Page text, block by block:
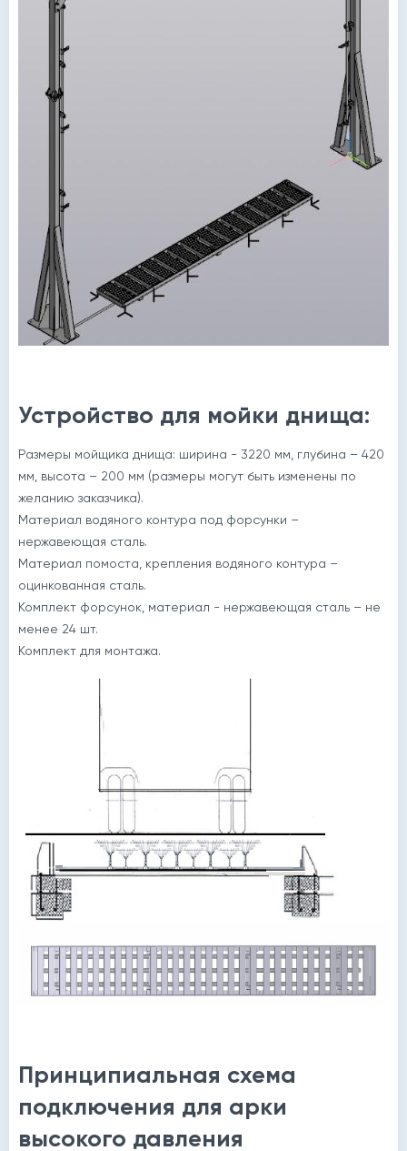
Устройство для мойки днища:
Размеры мойщика днища: ширина - 3220 мм, глубина – 420
мм, высота – 200 мм (размеры могут быть изменены по
желанию заказчика).
Материал водяного контура под форсунки –
нержавеющая сталь.
Материал помоста, крепления водяного контура –
оцинкованная сталь.
Комплект форсунок, материал - нержавеющая сталь – не
менее 24 шт.
Комплект для монтажа.
Принципиальная схема
подключения для арки
высокого давления